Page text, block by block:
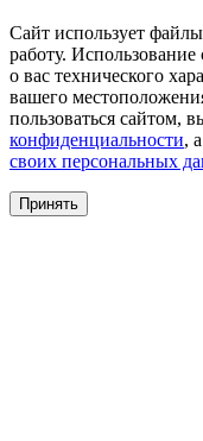
Сайт использует
работу.
о вас технического
вашего
пользоваться сайтом,
конфиденциальности,
своих персональных
Принять